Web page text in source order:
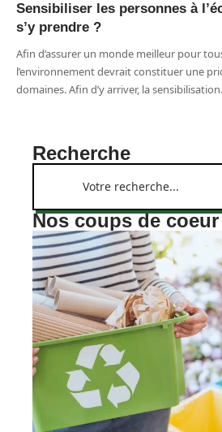
Sensibiliser les personnes à
s’y prendre ?
Afin d’assurer un monde meilleur pour
l’environnement devrait constituer une
domaines. Afin d’y arriver, la sensibilisation
Recherche
Nos coups de coeur